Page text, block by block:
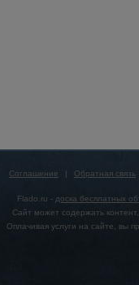
Соглашение | Обратная связь
Flado.ru - доска бесплатных
Сайт может содержать
Оплачивая услуги на сайте, вы